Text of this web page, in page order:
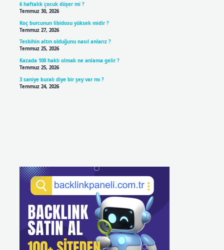
6 haftalık çocuk düşer mi ?
Temmuz 30, 2026
Koç burcunun libidosu yüksek midir ?
Temmuz 27, 2026
Tesbihin altın olduğunu nasıl anlarız ?
Temmuz 25, 2026
Kazada 100 haklı olmak ne anlama gelir ?
Temmuz 25, 2026
3 saniye kuralı diye bir şey var mı ?
Temmuz 24, 2026